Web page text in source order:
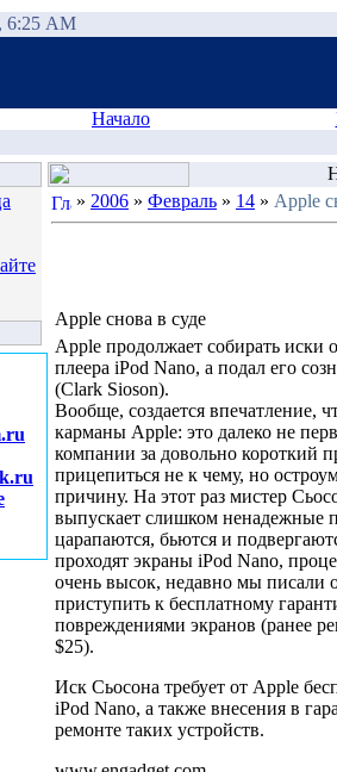
6:25 AM
Начало
» 2006 » Февраль » 14 » Apple
Apple снова в суде
Apple продолжает собирать иски
плеера iPod Nano, а подал его
(Clark Sioson).
Вообще, создается впечатление,
карманы Apple: это далеко не
компании за довольно короткий
прицепиться не к чему, но
причину. На этот раз мистер
выпускает слишком ненадежные
царапаются, бьются и
проходят экраны iPod Nano,
очень высок, недавно мы писали
приступить к бесплатному
повреждениями экранов (ранее
$25).
Иск Сьосона требует от Apple
iPod Nano, а также внесения в
ремонте таких устройств.